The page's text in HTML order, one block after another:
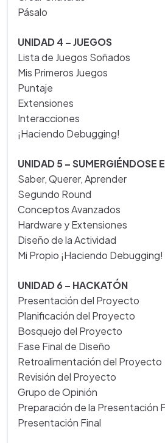
Pásalo
UNIDAD 4 – JUEGOS
Lista de Juegos Soñados
Mis Primeros Juegos
Puntaje
Extensiones
Interacciones
¡Haciendo Debugging!
UNIDAD 5 – SUMERGIÉNDOSE
Saber, Querer, Aprender
Segundo Round
Conceptos Avanzados
Hardware y Extensiones
Diseño de la Actividad
Mi Propio ¡Haciendo Debugging!
UNIDAD 6 – HACKATÓN
Presentación del Proyecto
Planificación del Proyecto
Bosquejo del Proyecto
Fase Final de Diseño
Retroalimentación del Proyecto
Revisión del Proyecto
Grupo de Opinión
Preparación de la Presentación
Presentación Final